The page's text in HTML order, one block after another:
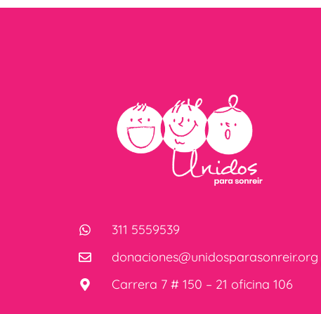
311 5559539
donaciones@unidosparasonreir.org
Carrera 7 # 150 – 21 oficina 106